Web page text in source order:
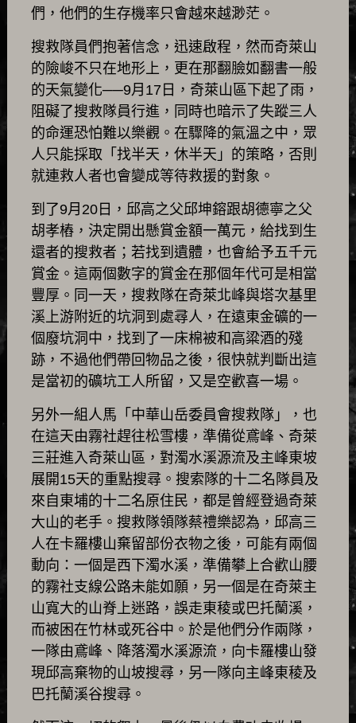
們，他們的生存機率只會越來越渺茫。
搜救隊員們抱著信念，迅速啟程，然而奇萊山
的險峻不只在地形上，更在那翻臉如翻書一般
的天氣變化──9月17日，奇萊山區下起了雨，
阻礙了搜救隊員行進，同時也暗示了失蹤三人
的命運恐怕難以樂觀。在驟降的氣溫之中，眾
人只能採取「找半天，休半天」的策略，否則
就連救人者也會變成等待救援的對象。
到了9月20日，邱高之父邱坤鎔跟胡德寧之父
胡孝樁，決定開出懸賞金額一萬元，給找到生
還者的搜救者；若找到遺體，也會給予五千元
賞金。這兩個數字的賞金在那個年代可是相當
豐厚。同一天，搜救隊在奇萊北峰與塔次基里
溪上游附近的坑洞到處尋人，在遠東金礦的一
個廢坑洞中，找到了一床棉被和高粱酒的殘
跡，不過他們帶回物品之後，很快就判斷出這
是當初的礦坑工人所留，又是空歡喜一場。
另外一組人馬「中華山岳委員會搜救隊」，也
在這天由霧社趕往松雪樓，準備從鳶峰、奇萊
三莊進入奇萊山區，對濁水溪源流及主峰東坡
展開15天的重點搜尋。搜索隊的十二名隊員及
來自東埔的十二名原住民，都是曾經登過奇萊
大山的老手。搜救隊領隊蔡禮樂認為，邱高三
人在卡羅樓山棄留部份衣物之後，可能有兩個
動向：一個是西下濁水溪，準備攀上合歡山腰
的霧社支線公路未能如願，另一個是在奇萊主
山寬大的山脊上迷路，誤走東稜或巴托蘭溪，
而被困在竹林或死谷中。於是他們分作兩隊，
一隊由鳶峰、降落濁水溪源流，向卡羅樓山發
現邱高棄物的山坡搜尋，另一隊向主峰東稜及
巴托蘭溪谷搜尋。